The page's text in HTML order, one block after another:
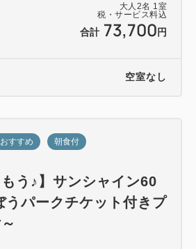
大人 2名 1 室
税・サービス料込
合計 73,700 円
空室なし
おすすめ 朝食付
もう♪】サンシャイン60
うパークチケット付きプ